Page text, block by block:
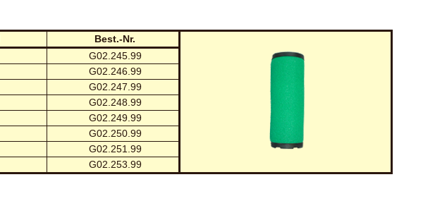
Best.-Nr.
G02.245.99
G02.246.99
G02.247.99
G02.248.99
G02.249.99
G02.250.99
G02.251.99
G02.253.99